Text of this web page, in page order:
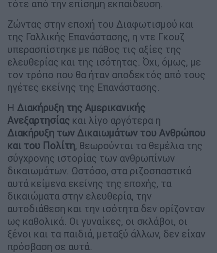
τότε από την επίσημη εκπαίδευση.
Ζώντας στην εποχή του Διαφωτισμού και
της Γαλλικής Επανάστασης, η ντε Γκουζ
υπερασπίστηκε με πάθος τις αξίες της
ελευθερίας και της ισότητας. Όχι, όμως, με
τον τρόπο που θα ήταν αποδεκτός από τους
ηγέτες εκείνης της Επανάστασης.
Η Διακήρυξη της Αμερικανικής
Ανεξαρτησίας και λίγο αργότερα η
Διακήρυξη των Δικαιωμάτων του Ανθρώπου
και του Πολίτη, θεωρούνται τα θεμέλια της
σύγχρονης ιστορίας των ανθρωπίνων
δικαιωμάτων. Ωστόσο, στα ριζοσπαστικά
αυτά κείμενα εκείνης της εποχής, τα
δικαιώματα στην ελευθερία, την
αυτοδιάθεση και την ισότητα δεν ορίζονταν
ως καθολικά. Οι γυναίκες, οι σκλάβοι, οι
ξένοι και τα παιδιά, μεταξύ άλλων, δεν είχαν
πρόσβαση σε αυτά.